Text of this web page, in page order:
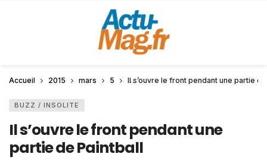
Accueil 2015 mars 5 Il s’ouvre le front pendant une partie
BUZZ / INSOLITE
Il s’ouvre le front pendant une
partie de Paintball